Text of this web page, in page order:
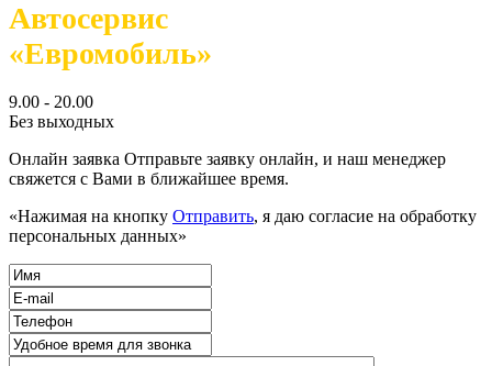
Автосервис
«Евромобиль»
9.00 - 20.00
Без выходных
Онлайн заявка Отправьте заявку онлайн, и наш менеджер
свяжется с Вами в ближайшее время.
«Нажимая на кнопку Отправить, я даю согласие на обработку
персональных данных»